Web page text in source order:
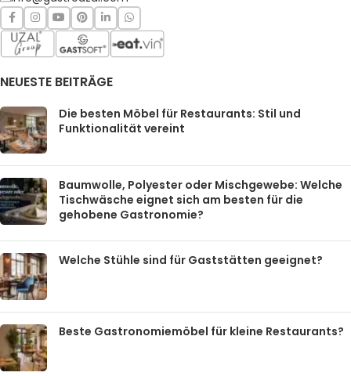
NEUESTE BEITRÄGE
Die besten Möbel für Restaurants: Stil und
Funktionalität vereint
Baumwolle, Polyester oder Mischgewebe: Welche
Tischwäsche eignet sich am besten für die
gehobene Gastronomie?
Welche Stühle sind für Gaststätten geeignet?
Beste Gastronomiemöbel für kleine Restaurants?